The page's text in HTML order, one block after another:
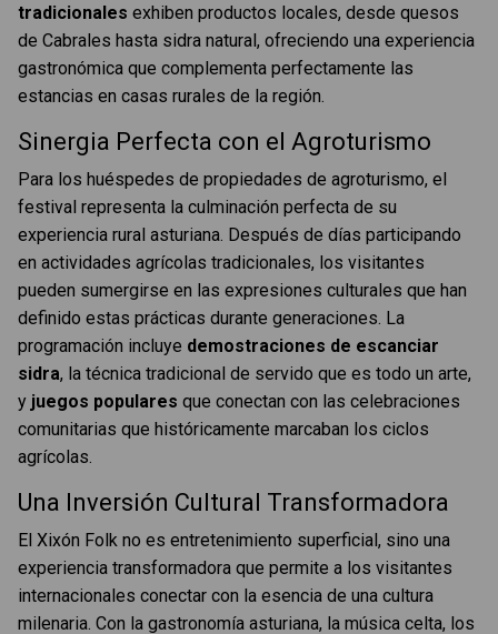
tradicionales exhiben productos locales, desde quesos
de Cabrales hasta sidra natural, ofreciendo una experiencia
gastronómica que complementa perfectamente las
estancias en casas rurales de la región.
Sinergia Perfecta con el Agroturismo
Para los huéspedes de propiedades de agroturismo, el
festival representa la culminación perfecta de su
experiencia rural asturiana. Después de días participando
en actividades agrícolas tradicionales, los visitantes
pueden sumergirse en las expresiones culturales que han
definido estas prácticas durante generaciones. La
programación incluye demostraciones de escanciar
sidra, la técnica tradicional de servido que es todo un arte,
y juegos populares que conectan con las celebraciones
comunitarias que históricamente marcaban los ciclos
agrícolas.
Una Inversión Cultural Transformadora
El Xixón Folk no es entretenimiento superficial, sino una
experiencia transformadora que permite a los visitantes
internacionales conectar con la esencia de una cultura
milenaria. Con la gastronomía asturiana, la música celta, los